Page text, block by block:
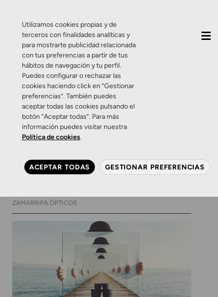
Etiqueta:ilusiones
opticas
Curiosidades Salud Visual
Recibimos el año nuevo con
ilusión (óptica)
ZAMARRIPA ÓPTICOS
Utilizamos cookies propias y de
terceros con finalidades analíticas y
para mostrarte publicidad relacionada
con tus preferencias a partir de tus
hábitos de navegación y tu perfil.
Puedes configurar o rechazar las
cookies haciendo click en “Gestionar
preferencias”. También puedes
aceptar todas las cookies pulsando el
botón “Aceptar todas”. Para más
información puedes visitar nuestra
Política de cookies.
ACEPTAR TODAS GESTIONAR PREFERENCIAS